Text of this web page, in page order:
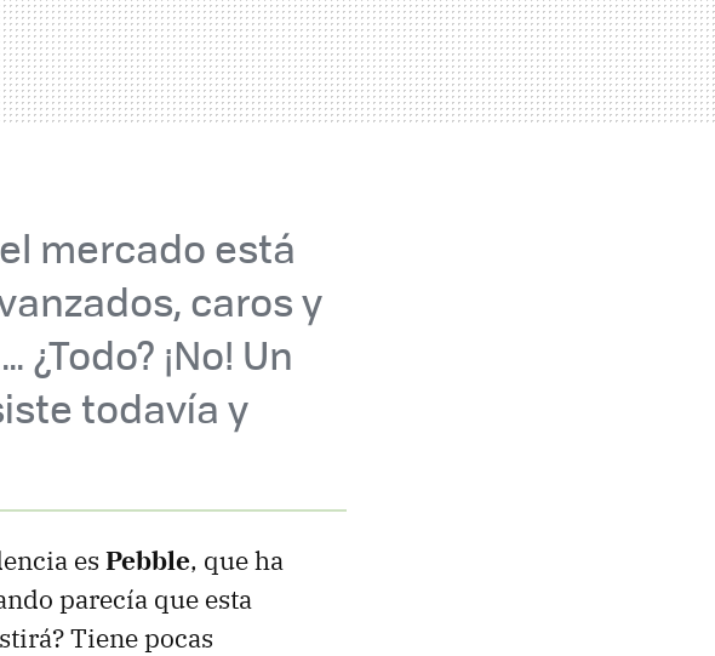
mercado está
caros y
¡No! Un
todavía y
es Pebble, que ha
parecía que esta
Tiene pocas